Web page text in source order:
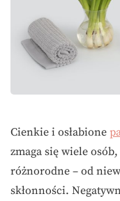
Cienkie i osłabione
zmaga się wiele
różnorodne – od
skłonności.